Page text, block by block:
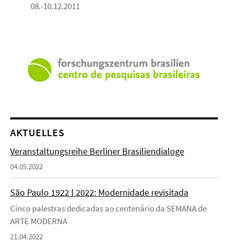
08.-10.12.2011
AKTUELLES
Veranstaltungsreihe Berliner Brasiliendialoge
04.05.2022
São Paulo 1922 ǀ 2022: Modernidade revisitada
Cinco palestras dedicadas ao centenário da SEMANA de
ARTE MODERNA
21.04.2022